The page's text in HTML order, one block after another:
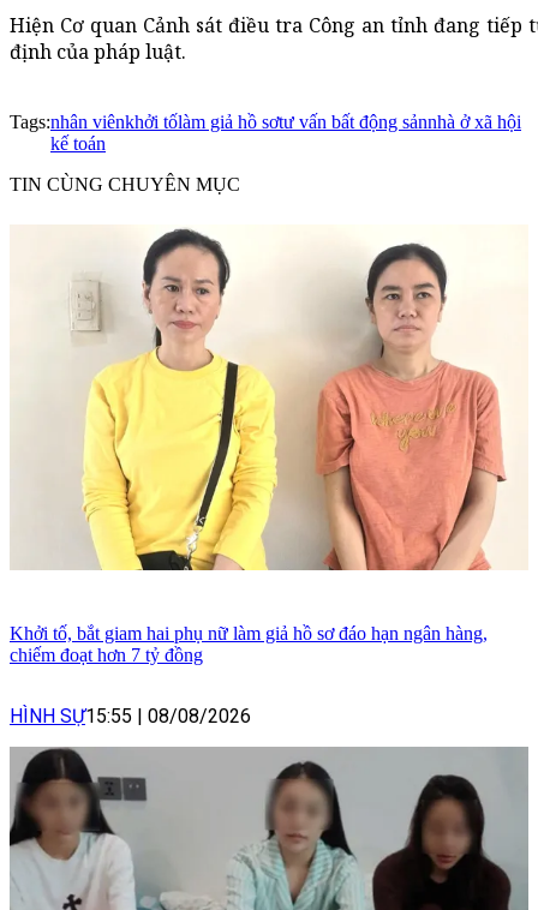
Hiện Cơ quan Cảnh sát điều tra Công an tỉnh đang
định của pháp luật.
Tags:nhân viênkhởi tốlàm giả hồ sơtư vấn bất động sảnnhà ở xã hội
kế toán
TIN CÙNG CHUYÊN MỤC
Khởi tố, bắt giam hai phụ nữ làm giả hồ sơ đáo hạn ngân hàng,
chiếm đoạt hơn 7 tỷ đồng
HÌNH SỰ15:55 08/08/2026